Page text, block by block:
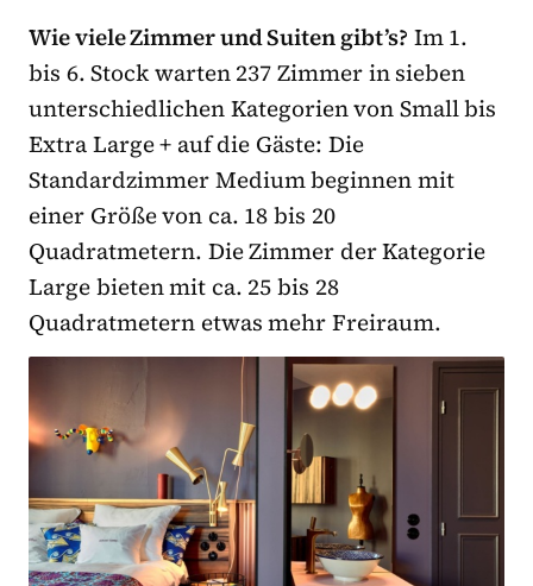
Wie viele Zimmer und Suiten gibt’s? Im 1.
bis 6. Stock warten 237 Zimmer in sieben
unterschiedlichen Kategorien von Small bis
Extra Large + auf die Gäste: Die
Standardzimmer Medium beginnen mit
einer Größe von ca. 18 bis 20
Quadratmetern. Die Zimmer der Kategorie
Large bieten mit ca. 25 bis 28
Quadratmetern etwas mehr Freiraum.